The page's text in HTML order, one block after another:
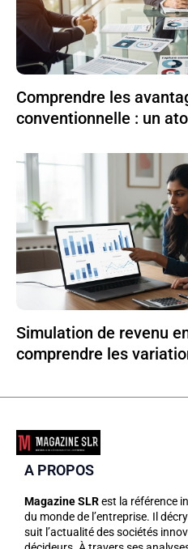
Comprendre les
conventionnelle : un
Simulation de revenu
comprendre les
A PROPOS
Magazine SLRest la référence
du monde de l’entreprise. Il
suit l’actualité des sociétés